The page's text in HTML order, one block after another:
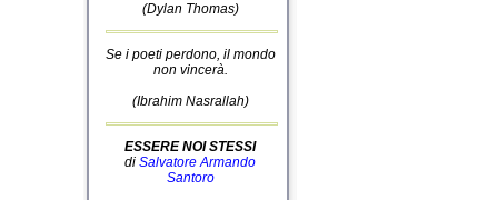
(Dylan Thomas)
Se i poeti perdono, il mondo
non vincerà.
(Ibrahim Nasrallah)
ESSERE NOI STESSI
di Salvatore Armando
Santoro